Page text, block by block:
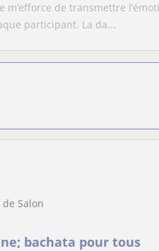
m’efforce de transmettre
participant. La da...
Salon
bachata pour tous